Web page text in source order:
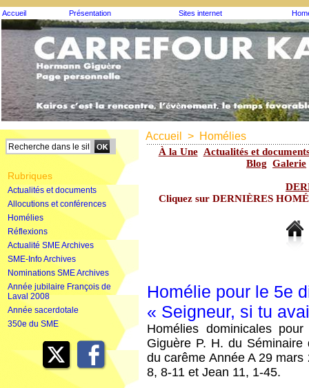
Accueil Présentation Sites internet
Rubriques
Actualités et documents
Allocutions et conférences
Homélies
Réflexions
Actualité SME Archives
SME-Info Archives
Nominations SME Archives
Année jubilaire François de
Laval 2008
Année sacerdotale
350e du SME
Accueil > Homélies
À la Une Actualités et
Blog Galerie
Cliquez sur DERNIÈRES
Homélie pour le 5e
« Seigneur, si tu
Homélies dominicales
Giguère P. H. du
du carême Année A 29
8, 8-11 et Jean 11, 1-45.